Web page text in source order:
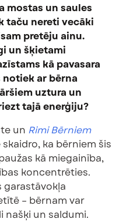
mostas un saules
taču nereti vecāki
pretēju ainu.
un šķietami
kā pavasara
notiek ar bērna
uztura un
tajā enerģiju?
un Rimi Bērniem
ka bērniem šis
kā miegainība,
koncentrēties.
garastāvokļa
– bērnam var
našķi un saldumi.